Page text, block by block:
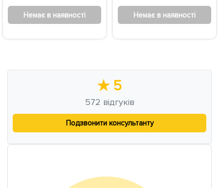
Немає в наявності Немає в наявності
★ 5
572 відгуків
Подзвонити консультанту